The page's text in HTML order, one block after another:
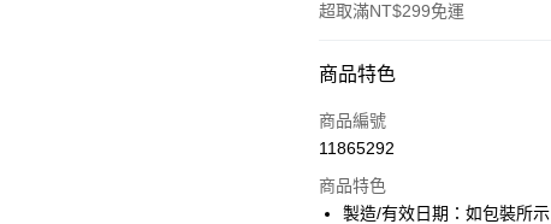
超取滿NT$299免運
付款方式
信用卡一次付款
LINE Pay
商品特色
商品編號
11865292
商品特色
製造/有效日期：如包裝所示